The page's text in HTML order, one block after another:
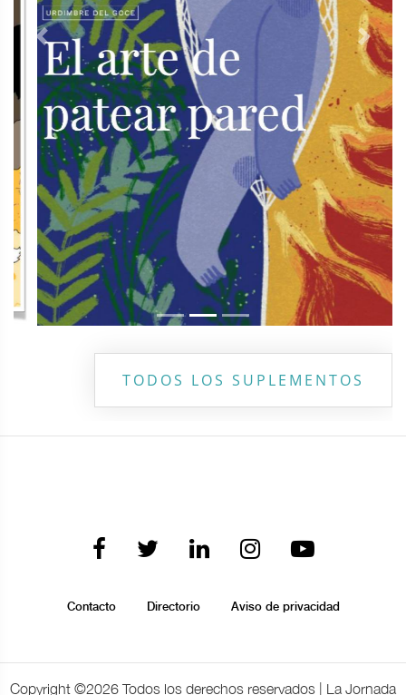
Previous Next
TODOS LOS SUPLEMENTOS
Contacto Directorio Aviso de privacidad
Copyright ©2026 Todos los derechos reservados | La Jornada